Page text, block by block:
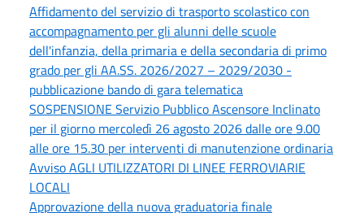
Affidamento del servizio di trasporto scolastico con
accompagnamento per gli alunni delle scuole
dell'infanzia, della primaria e della secondaria di primo
grado per gli AA.SS. 2026/2027 – 2029/2030 -
pubblicazione bando di gara telematica
SOSPENSIONE Servizio Pubblico Ascensore Inclinato
per il giorno mercoledì 26 agosto 2026 dalle ore 9.00
alle ore 15.30 per interventi di manutenzione ordinaria
Avviso AGLI UTILIZZATORI DI LINEE FERROVIARIE
LOCALI
Approvazione della nuova graduatoria finale